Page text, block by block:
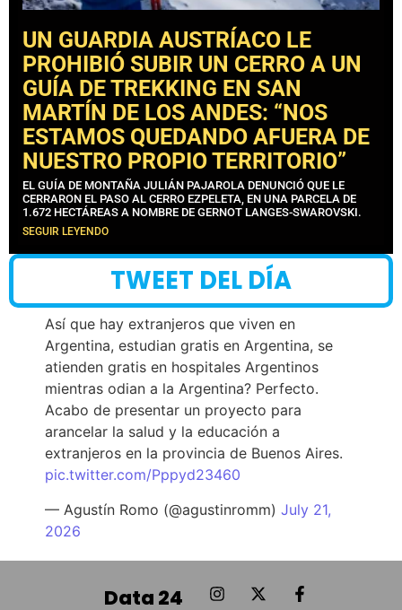
UN GUARDIA AUSTRÍACO LE
PROHIBIÓ SUBIR UN CERRO A UN
GUÍA DE TREKKING EN SAN
MARTÍN DE LOS ANDES: “NOS
ESTAMOS QUEDANDO AFUERA DE
NUESTRO PROPIO TERRITORIO”
EL GUÍA DE MONTAÑA JULIÁN PAJAROLA DENUNCIÓ QUE LE
CERRARON EL PASO AL CERRO EZPELETA, EN UNA PARCELA DE
1.672 HECTÁREAS A NOMBRE DE GERNOT LANGES-SWAROVSKI.
SEGUIR LEYENDO
TWEET DEL DÍA
Así que hay extranjeros que viven en
Argentina, estudian gratis en Argentina, se
atienden gratis en hospitales Argentinos
mientras odian a la Argentina? Perfecto.
Acabo de presentar un proyecto para
arancelar la salud y la educación a
extranjeros en la provincia de Buenos Aires.
pic.twitter.com/Pppyd23460
— Agustín Romo (@agustinromm) July 21,
2026
Data 24